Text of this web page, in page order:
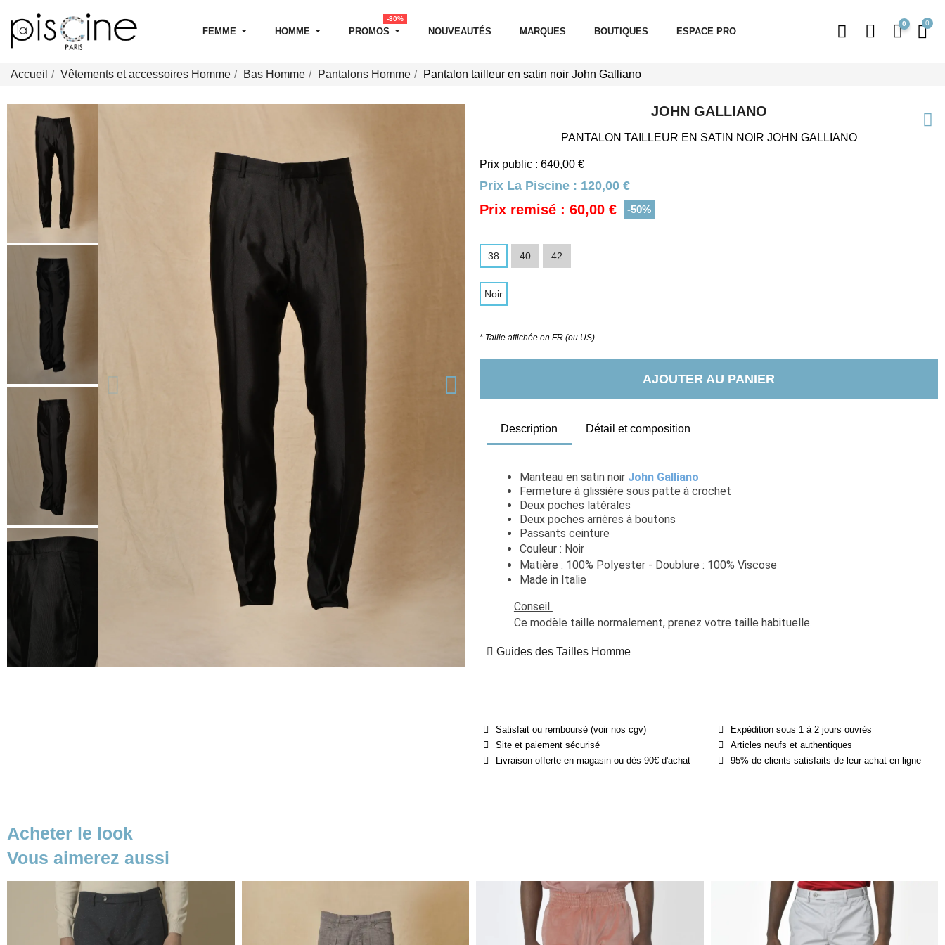
FEMME HOMME PROMOS
-80%
NOUVEAUTÉS MARQUES BOUTIQUES ESPACE PRO
0
Accueil Vêtements et accessoires Homme Bas Homme Pantalons Homme Pantalon tailleur en satin noir John Galliano
JOHN GALLIANO
PANTALON TAILLEUR EN SATIN NOIR JOHN GALLIANO
Prix public : 640,00 €
Prix La Piscine : 120,00 €
Prix remisé : 60,00 € -50%
38 40 42
Noir
* Taille affichée en FR (ou US)
AJOUTER AU PANIER
Description Détail et composition
Manteau en satin noir John Galliano
Fermeture à glissière sous patte à crochet
Deux poches latérales
Deux poches arrières à boutons
Passants ceinture
Couleur : Noir
Matière : 100% Polyester - Doublure : 100% Viscose
Made in Italie
Conseil
Ce modèle taille normalement, prenez votre taille habituelle.
Guides des Tailles Homme
Satisfait ou remboursé (voir nos cgv)
Site et paiement sécurisé
Livraison offerte en magasin ou dès 90€ d'achat
Expédition sous 1 à 2 jours ouvrés
Articles neufs et authentiques
95% de clients satisfaits de leur achat en ligne
Acheter le look
Vous aimerez aussi